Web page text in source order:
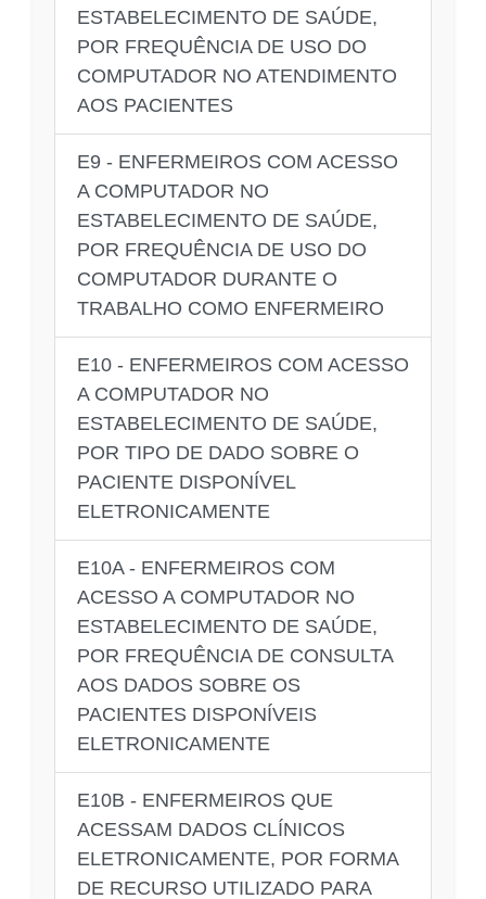
ESTABELECIMENTO DE SAÚDE,
POR FREQUÊNCIA DE USO DO
COMPUTADOR NO ATENDIMENTO
AOS PACIENTES
E9 - ENFERMEIROS COM ACESSO
A COMPUTADOR NO
ESTABELECIMENTO DE SAÚDE,
POR FREQUÊNCIA DE USO DO
COMPUTADOR DURANTE O
TRABALHO COMO ENFERMEIRO
E10 - ENFERMEIROS COM ACESSO
A COMPUTADOR NO
ESTABELECIMENTO DE SAÚDE,
POR TIPO DE DADO SOBRE O
PACIENTE DISPONÍVEL
ELETRONICAMENTE
E10A - ENFERMEIROS COM
ACESSO A COMPUTADOR NO
ESTABELECIMENTO DE SAÚDE,
POR FREQUÊNCIA DE CONSULTA
AOS DADOS SOBRE OS
PACIENTES DISPONÍVEIS
ELETRONICAMENTE
E10B - ENFERMEIROS QUE
ACESSAM DADOS CLÍNICOS
ELETRONICAMENTE, POR FORMA
DE RECURSO UTILIZADO PARA